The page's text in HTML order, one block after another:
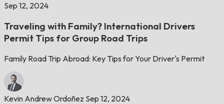
Sep 12, 2024
Traveling with Family? International Drivers
Permit Tips for Group Road Trips
Family Road Trip Abroad: Key Tips for Your Driver's Permit
Kevin Andrew Ordoñez Sep 12, 2024